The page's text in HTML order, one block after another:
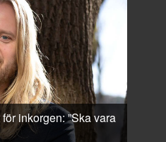
inkorgen: ”Ska vara